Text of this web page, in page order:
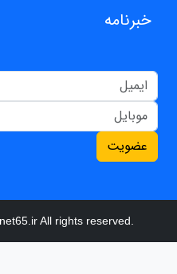
خبرنامه
عضویت
All rights reserved.